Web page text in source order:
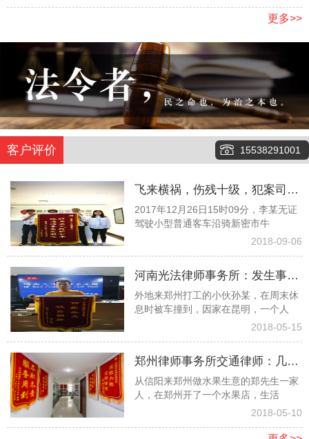
更多>>
客户评价 15538291001
飞来横祸，伤残十级，犯案司机
又险逃逸，看看律师团队如何齐
心协力争取１６万元赔偿款
2017年12月26日15时09分，李某无证
驾驶小型普通客车沿骑新密市牛
2018-09-06
河南光法律师事务所：发生事故
孤苦无依委托白爱敏律师终获赔
外地来郑州打工的小伙孙某，在周末休
息时被车撞到，因家在昆明，一个人
2018-05-15
郑州律师事务所交通律师：几经
波折幸遇光法律师终获高额赔偿
从信阳来郑州做水果生意的郑先生一家
人，在郑州开了一个水果店，生活
2018-05-10